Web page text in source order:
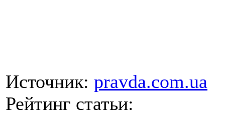
Источник: pravda.com.ua
Рейтинг статьи: